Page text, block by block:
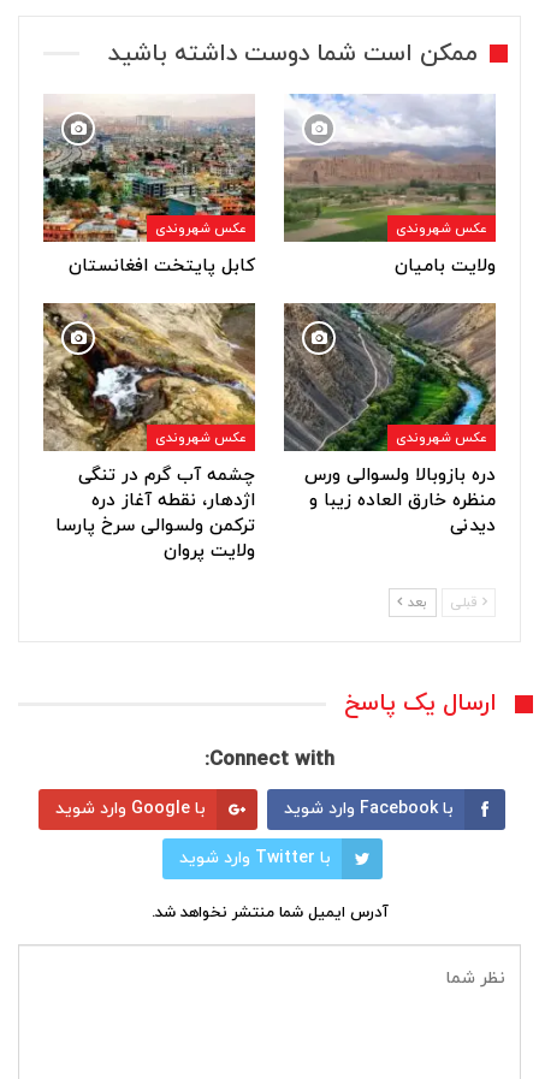
ممکن است شما دوست داشته باشید
عکس شهروندی
ولایت بامیان
عکس شهروندی
کابل پایتخت افغانستان
عکس شهروندی
دره بازوبالا ولسوالی ورس
منظره خارق العاده زیبا و
دیدنی
عکس شهروندی
چشمه آب گرم در تنگی
اژدهار، نقطه آغاز دره
ترکمن ولسوالی سرخ پارسا
ولایت پروان
قبلی بعد
ارسال یک پاسخ
Connect with:
با Facebook وارد شوید با Google وارد شوید
با Twitter وارد شوید
آدرس ایمیل شما منتشر نخواهد شد.